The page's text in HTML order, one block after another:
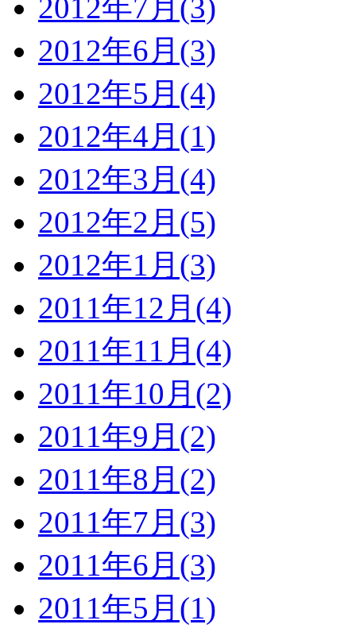
2012年7月(3)
2012年6月(3)
2012年5月(4)
2012年4月(1)
2012年3月(4)
2012年2月(5)
2012年1月(3)
2011年12月(4)
2011年11月(4)
2011年10月(2)
2011年9月(2)
2011年8月(2)
2011年7月(3)
2011年6月(3)
2011年5月(1)